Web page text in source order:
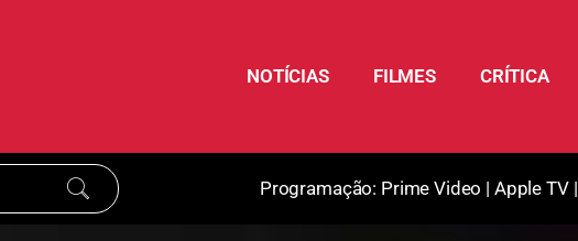
NOTÍCIAS FILMES CRÍTICA
Programação: Prime Video | Apple TV|